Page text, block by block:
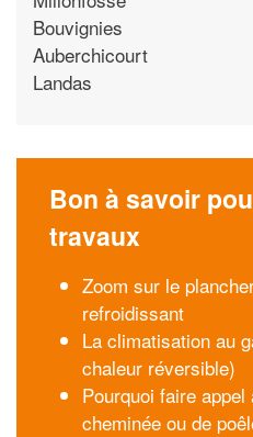
Bouvignies
Auberchicourt
Landas
Bon à savoir
travaux
Zoom sur le
refroidissant
La climatisation au
chaleur réversible)
Pourquoi faire
cheminée ou de